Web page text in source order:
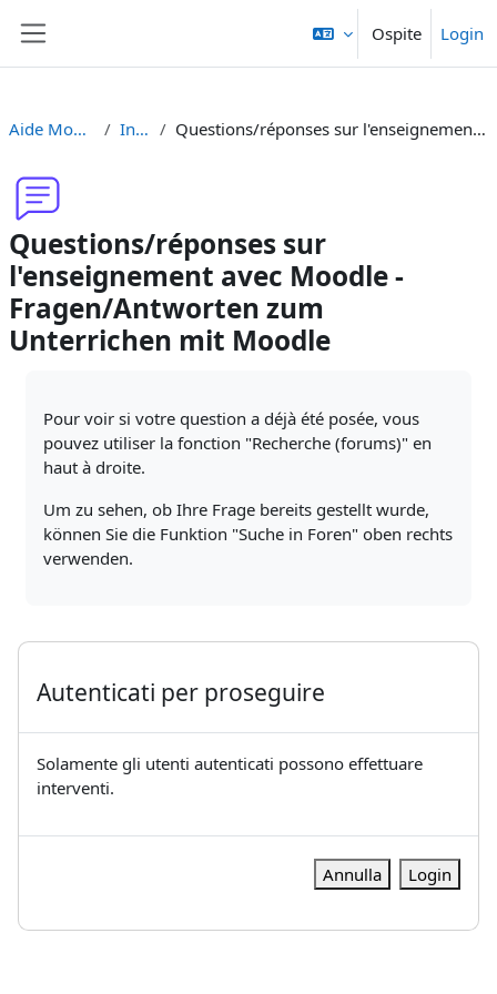
Ospite Login
Aide Moodle - Moodle Hilfe Introduzione Questions/réponses sur l'enseignement avec Moodle - Fragen/Antworten zum Unterrichen mit Moodle
Questions/réponses sur
l'enseignement avec Moodle -
Fragen/Antworten zum
Unterrichen mit Moodle
Pour voir si votre question a déjà été posée, vous
pouvez utiliser la fonction "Recherche (forums)" en
haut à droite.
Um zu sehen, ob Ihre Frage bereits gestellt wurde,
können Sie die Funktion "Suche in Foren" oben rechts
verwenden.
Autenticati per proseguire
Solamente gli utenti autenticati possono effettuare
interventi.
Annulla Login